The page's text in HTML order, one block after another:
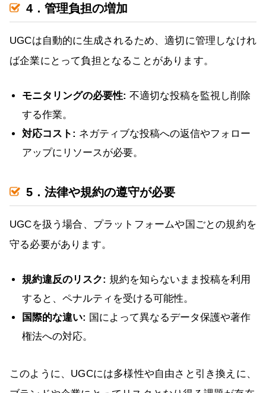
4．管理負担の増加
UGCは自動的に生成されるため、適切に管理しなけれ
ば企業にとって負担となることがあります。
モニタリングの必要性: 不適切な投稿を監視し削除
する作業。
対応コスト: ネガティブな投稿への返信やフォロー
アップにリソースが必要。
5．法律や規約の遵守が必要
UGCを扱う場合、プラットフォームや国ごとの規約を
守る必要があります。
規約違反のリスク: 規約を知らないまま投稿を利用
すると、ペナルティを受ける可能性。
国際的な違い: 国によって異なるデータ保護や著作
権法への対応。
このように、UGCには多様性や自由さと引き換えに、